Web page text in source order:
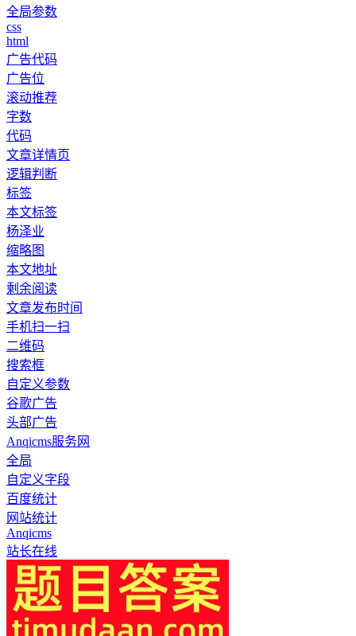
全局参数
css
html
广告代码
广告位
滚动推荐
字数
代码
文章详情页
逻辑判断
标签
本文标签
杨泽业
缩略图
本文地址
剩余阅读
文章发布时间
手机扫一扫
二维码
搜索框
自定义参数
谷歌广告
头部广告
Anqicms服务网
全局
自定义字段
百度统计
网站统计
Anqicms
站长在线